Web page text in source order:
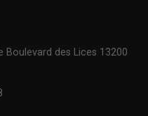
Boulevard des Lices 13200